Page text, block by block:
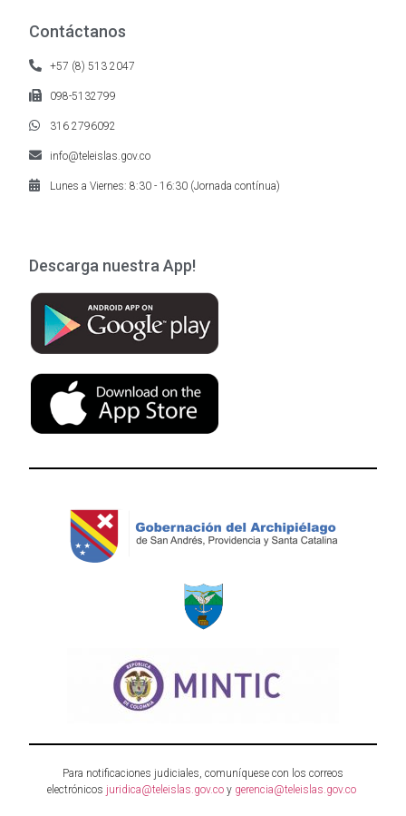
Contáctanos
+57 (8) 513 2047
098-5132799
316 2796092
info@teleislas.gov.co
Lunes a Viernes: 8:30 - 16:30 (Jornada contínua)
Descarga nuestra App!
Para notificaciones judiciales, comuníquese con los correos
electrónicos juridica@teleislas.gov.co y gerencia@teleislas.gov.co